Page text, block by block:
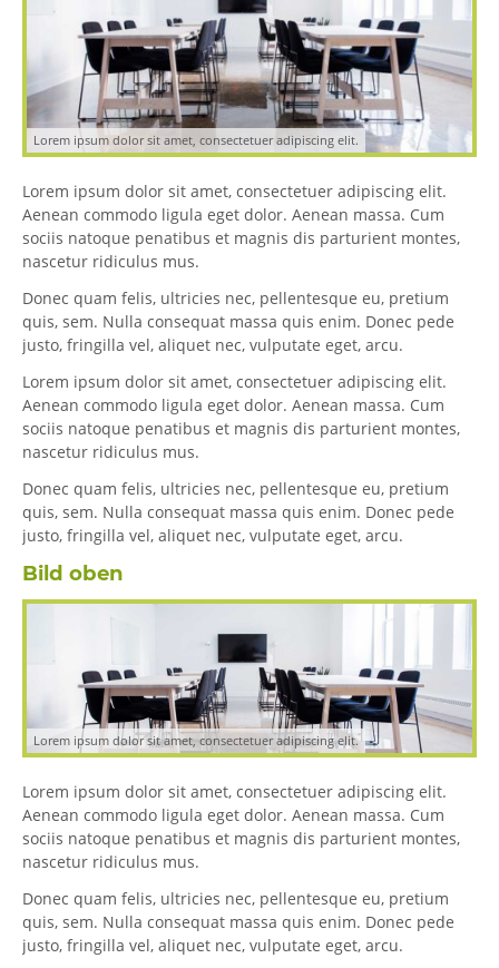
Lorem ipsum dolor sit amet, consectetuer adipiscing elit.
Lorem ipsum dolor sit amet, consectetuer adipiscing elit.
Aenean commodo ligula eget dolor. Aenean massa. Cum
sociis natoque penatibus et magnis dis parturient montes,
nascetur ridiculus mus.
Donec quam felis, ultricies nec, pellentesque eu, pretium
quis, sem. Nulla consequat massa quis enim. Donec pede
justo, fringilla vel, aliquet nec, vulputate eget, arcu.
Lorem ipsum dolor sit amet, consectetuer adipiscing elit.
Aenean commodo ligula eget dolor. Aenean massa. Cum
sociis natoque penatibus et magnis dis parturient montes,
nascetur ridiculus mus.
Donec quam felis, ultricies nec, pellentesque eu, pretium
quis, sem. Nulla consequat massa quis enim. Donec pede
justo, fringilla vel, aliquet nec, vulputate eget, arcu.
Bild oben
Lorem ipsum dolor sit amet, consectetuer adipiscing elit.
Lorem ipsum dolor sit amet, consectetuer adipiscing elit.
Aenean commodo ligula eget dolor. Aenean massa. Cum
sociis natoque penatibus et magnis dis parturient montes,
nascetur ridiculus mus.
Donec quam felis, ultricies nec, pellentesque eu, pretium
quis, sem. Nulla consequat massa quis enim. Donec pede
justo, fringilla vel, aliquet nec, vulputate eget, arcu.